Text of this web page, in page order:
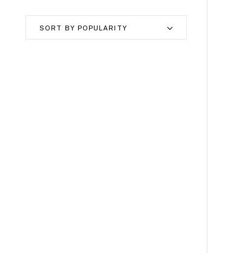
SORT BY POPULARITY